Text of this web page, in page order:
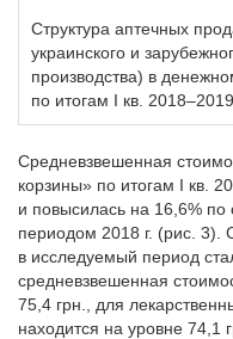
Структура аптечных
украинского и
производства) в
по итогам I кв. 2018–2019
Средневзвешенная
корзины» по итогам I кв.
и повысилась на 16,6%
периодом 2018 г. (рис. 3).
в исследуемый период
средневзвешенная
75,4 грн., для
находится на уровне 74,1